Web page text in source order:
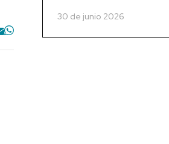
30 de junio 2026